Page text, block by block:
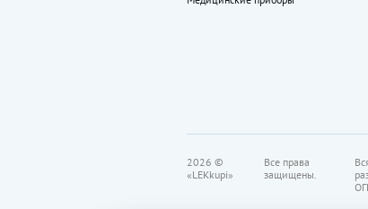
2026 ©
«LEKkupi»
Все права
защищены.